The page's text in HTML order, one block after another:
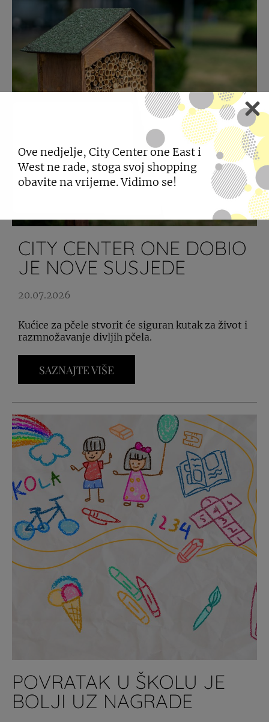
CITY CENTER ONE DOBIO
JE NOVE SUSJEDE
20.07.2026
Kućice za pčele stvorit će siguran kutak za život i
razmnožavanje divljih pčela.
SAZNAJTE VIŠE
POVRATAK U ŠKOLU JE
BOLJI UZ NAGRADE
Ove nedjelje, City Center one East i
West ne rade, stoga svoj shopping
obavite na vrijeme. Vidimo se!